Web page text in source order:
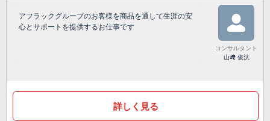
アフラックグループのお客様を商品を通して生涯の安
心とサポートを提供するお仕事です
コンサルタント
山﨑 俊汰
詳しく見る